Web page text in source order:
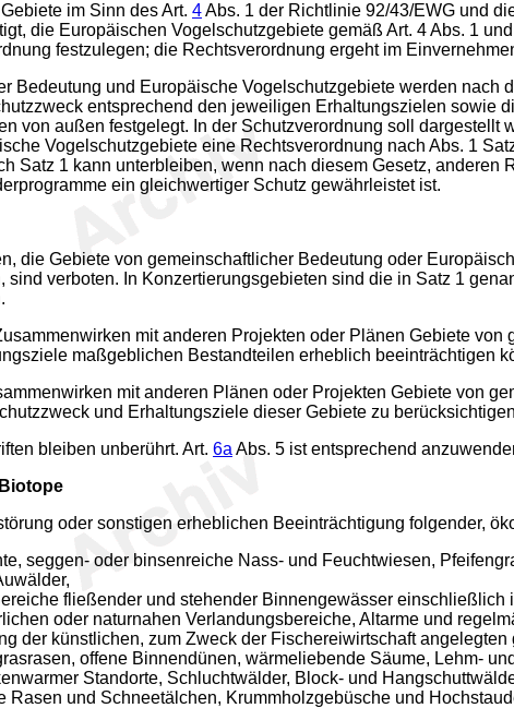
im Sinn des Art. 4Abs. 1 der Richtlinie 92/43/EWG und
die Europäischen Vogelschutzgebiete gemäß Art. 4 Abs. 1
festzulegen; die Rechtsverordnung ergeht im
Bedeutung und Europäische Vogelschutzgebiete werden
entsprechend den jeweiligen Erhaltungszielen sowie
von außen festgelegt. In der Schutzverordnung soll
Vogelschutzgebiete eine Rechtsverordnung nach Abs. 1
Satz 1 kann unterbleiben, wenn nach diesem Gesetz,
ein gleichwertiger Schutz gewährleistet ist.
die Gebiete von gemeinschaftlicher Bedeutung oder
verboten. In Konzertierungsgebieten sind die in Satz 1
mit anderen Projekten oder Plänen Gebiete
maßgeblichen Bestandteilen erheblich beeinträchtigen
mit anderen Plänen oder Projekten Gebiete von
und Erhaltungsziele dieser Gebiete zu
bleiben unberührt. Art. 6a Abs. 5 ist entsprechend
oder sonstigen erheblichen Beeinträchtigung folgender,
seggen- oder binsenreiche Nass- und Feuchtwiesen,
fließender und stehender Binnengewässer
oder naturnahen Verlandungsbereiche, Altarme und
der künstlichen, zum Zweck der Fischereiwirtschaft
offene Binnendünen, wärmeliebende Säume, Lehm-
Standorte, Schluchtwälder, Block- und
Rasen und Schneetälchen, Krummholzgebüsche und